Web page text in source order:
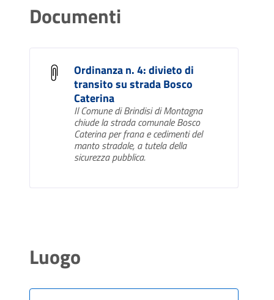
Documenti
Ordinanza n. 4: divieto di
transito su strada Bosco
Caterina
Il Comune di Brindisi di Montagna
chiude la strada comunale Bosco
Caterina per frana e cedimenti del
manto stradale, a tutela della
sicurezza pubblica.
Luogo